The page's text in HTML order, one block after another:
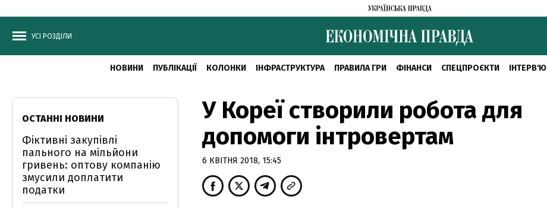
УСІ РОЗДІЛИ
НОВИНИ ПУБЛІКАЦІЇ КОЛОНКИ ІНФРАСТРУКТУРА ПРАВИЛА ГРИ ФІНАНСИ СПЕЦПРОЄКТИ ІНТЕРВ'Ю
У Кореї створили робота для
допомоги інтровертам
6 КВІТНЯ 2018, 15:45
ОСТАННІ НОВИНИ
Фіктивні закупівлі
пального на мільйони
гривень: оптову компанію
змусили доплатити
податки